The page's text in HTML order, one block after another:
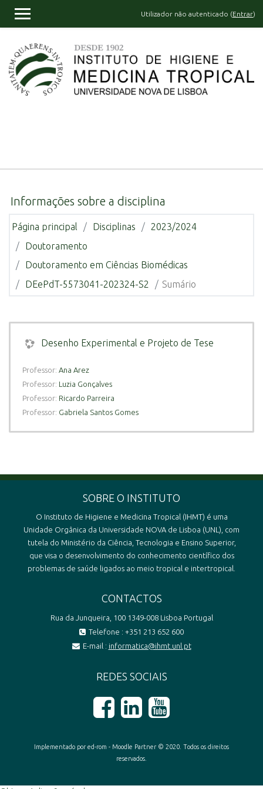
Utilizador não autenticado (Entrar)
Informações sobre a disciplina
Página principal Disciplinas
2023/2024
Doutoramento
Doutoramento em Ciências Biomédicas
DEePdT-5573041-202324-S2
Sumário
Desenho Experimental e Projeto de Tese
Professor: Ana Arez
Professor: Luzia Gonçalves
Professor: Ricardo Parreira
Professor: Gabriela Santos Gomes
SOBRE O INSTITUTO
O Instituto de Higiene e Medicina Tropical (IHMT) é uma
Unidade Orgânica da Universidade NOVA de Lisboa (UNL), com
tutela do Ministério da Ciência, Tecnologia e Ensino Superior,
que visa o desenvolvimento do conhecimento científico dos
problemas de saúde ligados ao meio tropical e intertropical.
CONTACTOS
Rua da Junqueira, 100 1349-008 Lisboa Portugal
Telefone : +351 213 652 600
E-mail : informatica@ihmt.unl.pt
REDES SOCIAIS
Implementado por ed-rom - Moodle Partner © 2020. Todos os direitos
reservados.